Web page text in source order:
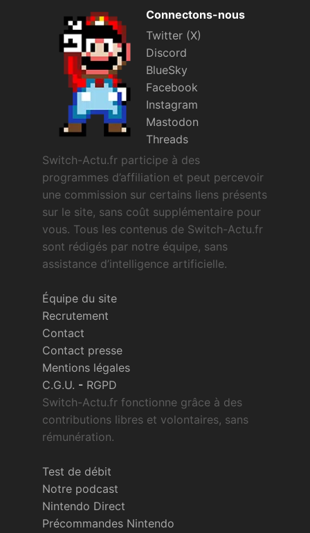
Connectons-nous
Twitter (X)
Discord
BlueSky
Facebook
Instagram
Mastodon
Threads
Switch-Actu.fr participe à des
programmes d’affiliation et peut percevoir
une commission sur certains liens présents
sur le site, sans coût supplémentaire pour
vous. Tous les contenus de Switch-Actu.fr
sont rédigés par notre équipe, sans
assistance d’intelligence artificielle.
Équipe du site
Recrutement
Contact
Contact presse
Mentions légales
C.G.U. - RGPD
Switch-Actu.fr fonctionne grâce à des
contributions libres et volontaires, sans
rémunération.
Test de débit
Notre podcast
Nintendo Direct
Précommandes Nintendo